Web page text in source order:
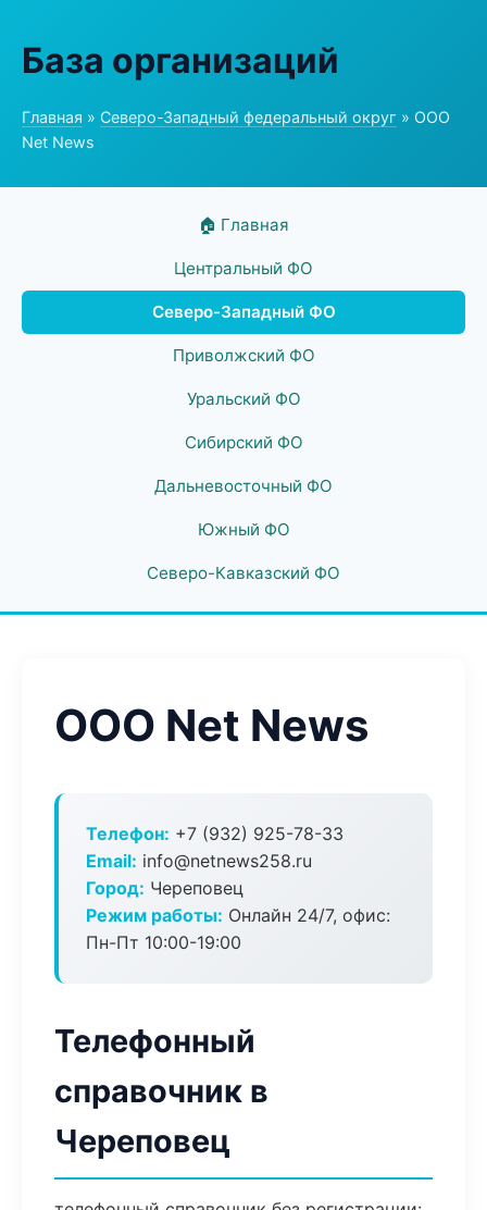
База организаций
Главная » Северо-Западный федеральный округ » ООО
Net News
🏠 Главная
Центральный ФО
Северо-Западный ФО
Приволжский ФО
Уральский ФО
Сибирский ФО
Дальневосточный ФО
Южный ФО
Северо-Кавказский ФО
ООО Net News
Телефон: +7 (932) 925-78-33
Email: info@netnews258.ru
Город: Череповец
Режим работы: Онлайн 24/7, офис:
Пн-Пт 10:00-19:00
Телефонный
справочник в
Череповец